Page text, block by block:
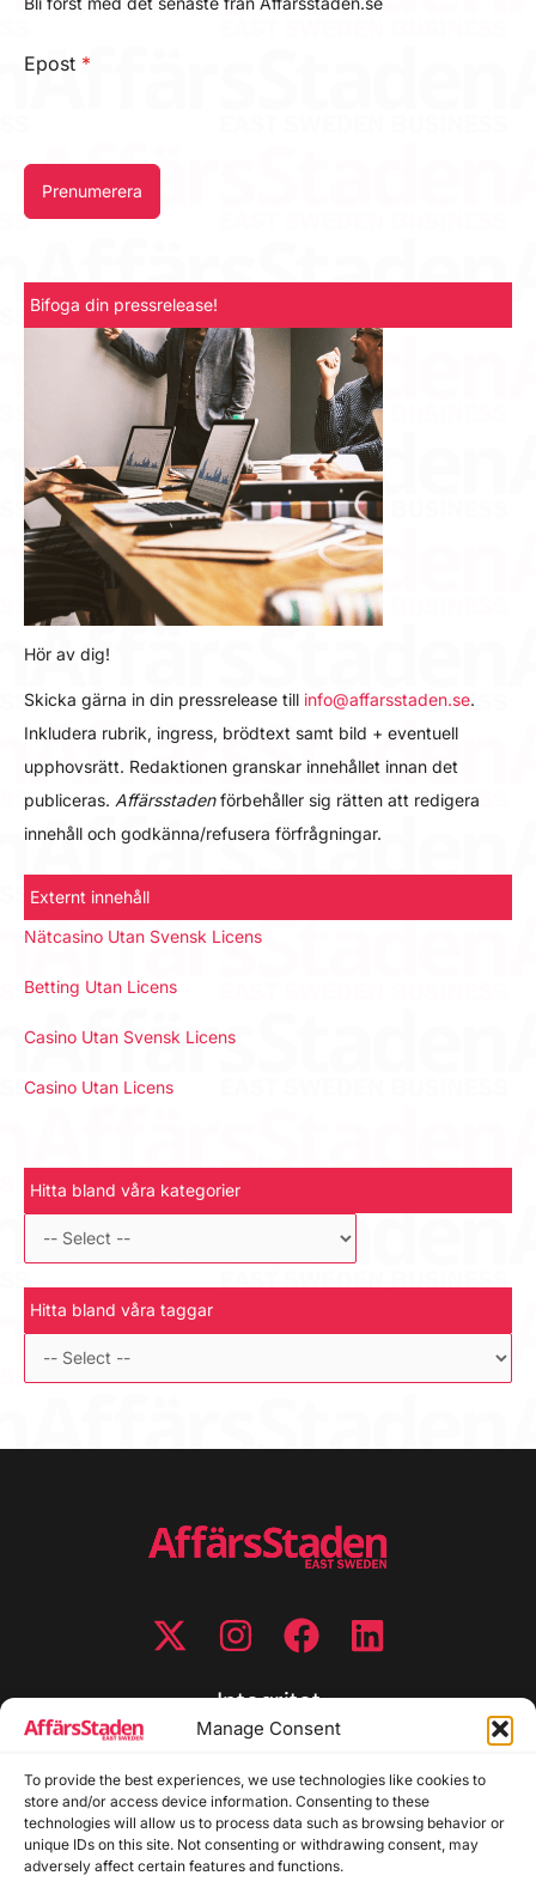
Manage Consent
To provide the best experiences, we use technologies like cookies to
store and/or access device information. Consenting to these
technologies will allow us to process data such as browsing behavior or
unique IDs on this site. Not consenting or withdrawing consent, may
adversely affect certain features and functions.
Epost *
Prenumerera
Bifoga din pressrelease!
Hör av dig!
Skicka gärna in din pressrelease till info@affarsstaden.se.
Inkludera rubrik, ingress, brödtext samt bild + eventuell
upphovsrätt. Redaktionen granskar innehållet innan det
publiceras. Affärsstadenförbehåller sig rätten att redigera
innehåll och godkänna/refusera förfrågningar.
Externt innehåll
Nätcasino Utan Svensk Licens
Betting Utan Licens
Casino Utan Svensk Licens
Casino Utan Licens
Hitta bland våra kategorier
Hitta bland våra taggar
Integritet
Cookiepolicy
Disclaimer
Redaktionell policy
Utgivarinformation